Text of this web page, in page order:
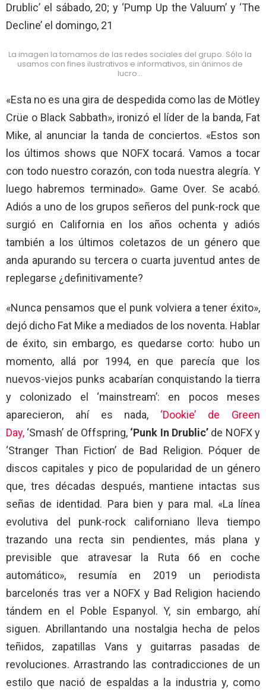
Drublic’ el sábado, 20; y ‘Pump Up the Valuum’ y ‘The
Decline’ el domingo, 21
La imagen la tomamos de las redes sociales del grupo. Sólo la
usamos con fines ilustrativos e informativos, sin ánimos de
lucro…
«Esta no es una gira de despedida como las de Mötley
Crüe o Black Sabbath», ironizó el líder de la banda, Fat
Mike, al anunciar la tanda de conciertos. «Estos son
los últimos shows que NOFX tocará. Vamos a tocar
con todo nuestro corazón, con toda nuestra alegría. Y
luego habremos terminado». Game Over. Se acabó.
Adiós a uno de los grupos señeros del punk-rock que
surgió en California en los años ochenta y adiós
también a los últimos coletazos de un género que
anda apurando su tercera o cuarta juventud antes de
replegarse ¿definitivamente?
«Nunca pensamos que el punk volviera a tener éxito»,
dejó dicho Fat Mike a mediados de los noventa. Hablar
de éxito, sin embargo, es quedarse corto: hubo un
momento, allá por 1994, en que parecía que los
nuevos-viejos punks acabarían conquistando la tierra
y colonizado el ‘mainstream’: en pocos meses
aparecieron, ahí es nada, ‘Dookie’ de Green
Day, ‘Smash’ de Offspring, ‘Punk In Drublic’ de NOFX y
‘Stranger Than Fiction’ de Bad Religion. Póquer de
discos capitales y pico de popularidad de un género
que, tres décadas después, mantiene intactas sus
señas de identidad. Para bien y para mal. «La línea
evolutiva del punk-rock californiano lleva tiempo
trazando una recta sin pendientes, más plana y
previsible que atravesar la Ruta 66 en coche
automático», resumía en 2019 un periodista
barcelonés tras ver a NOFX y Bad Religion haciendo
tándem en el Poble Espanyol. Y, sin embargo, ahí
siguen. Abrillantando una nostalgia hecha de pelos
teñidos, zapatillas Vans y guitarras pasadas de
revoluciones. Arrastrando las contradicciones de un
estilo que nació de espaldas a la industria y, como